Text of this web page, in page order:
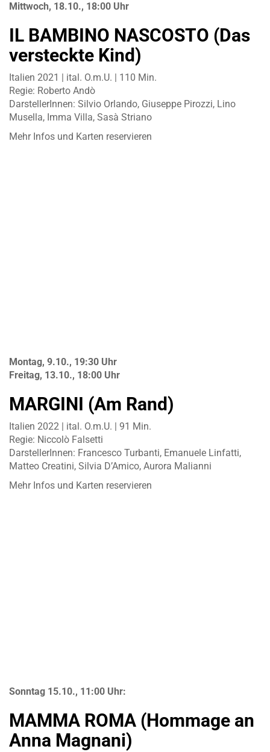
Mittwoch, 18.10., 18:00 Uhr
IL BAMBINO NASCOSTO (Das
versteckte Kind)
Italien 2021 | ital. O.m.U. | 110 Min.
Regie: Roberto Andò
DarstellerInnen: Silvio Orlando, Giuseppe Pirozzi, Lino
Musella, Imma Villa, Sasà Striano
Mehr Infos und Karten reservieren
Montag, 9.10., 19:30 Uhr
Freitag, 13.10., 18:00 Uhr
MARGINI (Am Rand)
Italien 2022 | ital. O.m.U. | 91 Min.
Regie: Niccolò Falsetti
DarstellerInnen: Francesco Turbanti, Emanuele Linfatti,
Matteo Creatini, Silvia D’Amico, Aurora Malianni
Mehr Infos und Karten reservieren
Sonntag 15.10., 11:00 Uhr:
MAMMA ROMA (Hommage an
Anna Magnani)